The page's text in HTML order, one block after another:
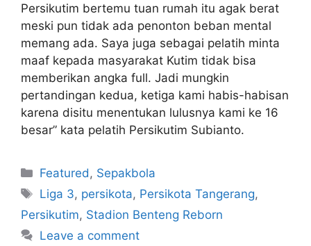
Persikutim bertemu tuan rumah itu agak berat
meski pun tidak ada penonton beban mental
memang ada. Saya juga sebagai pelatih minta
maaf kepada masyarakat Kutim tidak bisa
memberikan angka full. Jadi mungkin
pertandingan kedua, ketiga kami habis-habisan
karena disitu menentukan lulusnya kami ke 16
besar” kata pelatih Persikutim Subianto.
Featured , Sepakbola
Liga 3, persikota, Persikota Tangerang,
Persikutim, Stadion Benteng Reborn
Leave a comment